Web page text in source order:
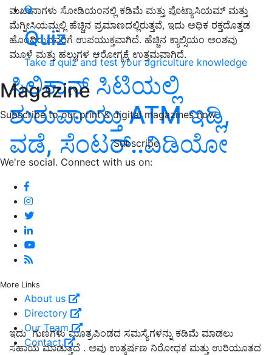
Quiz
Take a quiz and test your agriculture knowledge
Magazine
Subscribe to our print & digital magazines now
Subscribe
We're social. Connect with us on:
More Links
About us
Directory
Our Team
Contact
ಮಖಾನಾಗಳು ಸೋಡಿಯಂನಲ್ಲಿ ಕಡಿಮೆ ಮತ್ತು ಪೊಟ್ಯಾಸಿಯಮ್ ಮತ್ತು
ಮೆಗ್ನೀಸಿಯಮ್ನಲ್ಲಿ ಹೆಚ್ಚಿನ ಪ್ರಮಾಣದಲ್ಲಿರುತ್ತವೆ, ಇದು ಅಧಿಕ ರಕ್ತದೊತ್ತಡ
ಹೊಂದಿರುವವರಿಗೆ ಉಪಯುಕ್ತವಾಗಿದೆ. ಹೆಚ್ಚಿನ ಕ್ಯಾಲ್ಸಿಯಂ ಅಂಶವು
ಮೂಳೆ ಮತ್ತು ಹಲ್ಲುಗಳ ಆರೋಗ್ಯಕ್ಕೆ ಉತ್ತಮವಾಗಿದೆ.
ಸಿಲಿಕಾನ್‌ ಸಿಟಿಯಲ್ಲಿ
ಶುರುವಾಯ್ತು ATM ಇಡ್ಲಿ,
ವಡೆ, ಸೆಂಟರ್‌..ವಿಡಿಯೋ
ಇದು ಗುಣಗಳು ಮೂತ್ರಪಿಂಡದ ಸಮಸ್ಯೆಗಳನ್ನು ಕಡಿಮೆ ಮಾಡಲು
ಸಹಾಯ ಮಾಡುತ್ತದೆ . ಅವು ಉತ್ಕರ್ಷಣ ನಿರೋಧಕ ಮತ್ತು ಉರಿಯೂತದ